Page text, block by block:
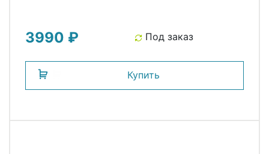
3990 ₽ Под заказ
Купить